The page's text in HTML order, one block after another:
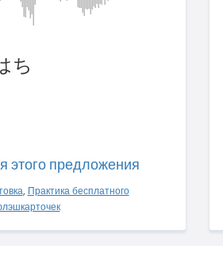
ち
этого предложения
, Практика бесплатного